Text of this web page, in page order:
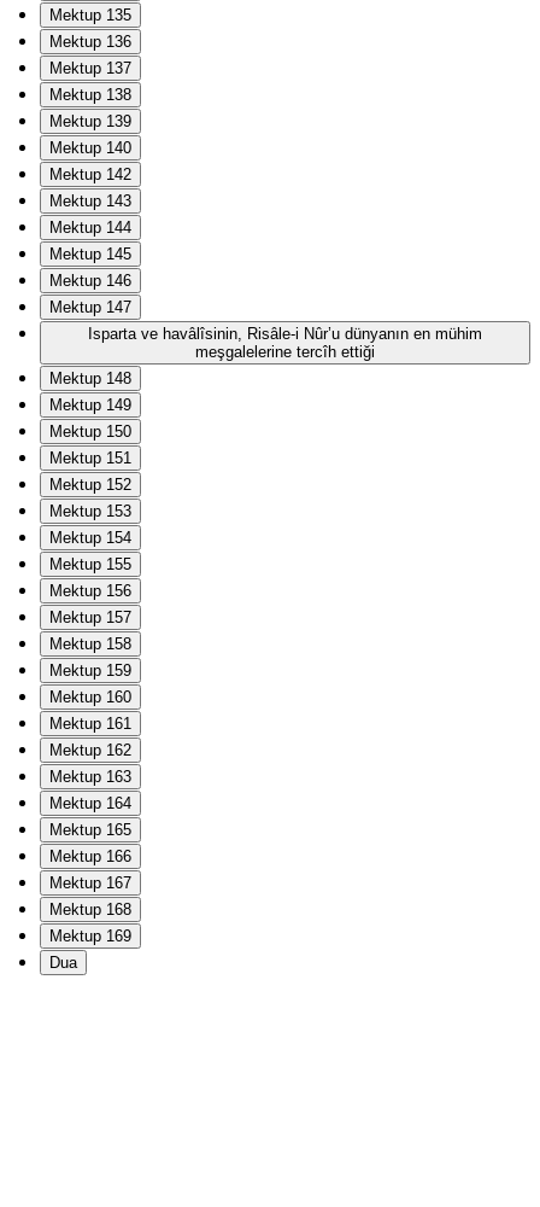
Mektup 135
Mektup 136
Mektup 137
Mektup 138
Mektup 139
Mektup 140
Mektup 142
Mektup 143
Mektup 144
Mektup 145
Mektup 146
Mektup 147
Isparta ve havâlîsinin, Risâle-i Nûr’u dünyanın en mühim
meşgalelerine tercîh ettiği
Mektup 148
Mektup 149
Mektup 150
Mektup 151
Mektup 152
Mektup 153
Mektup 154
Mektup 155
Mektup 156
Mektup 157
Mektup 158
Mektup 159
Mektup 160
Mektup 161
Mektup 162
Mektup 163
Mektup 164
Mektup 165
Mektup 166
Mektup 167
Mektup 168
Mektup 169
Dua